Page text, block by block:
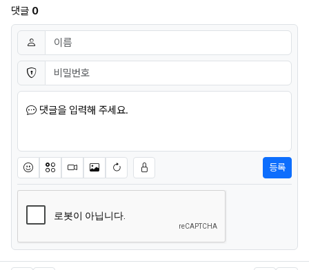
댓글 0
댓글쓰기
이름 필수
비밀번호 필수
댓글을 입력해 주세요.
이모티콘아이콘동영상이미지새댓글 작성
등록